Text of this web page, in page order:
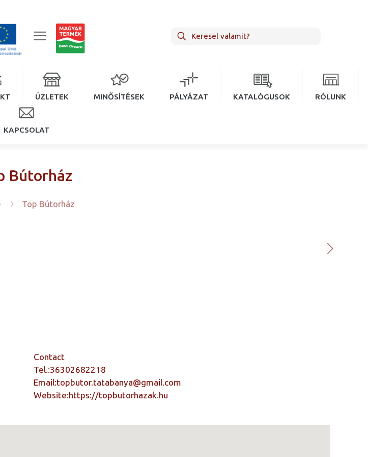
ÜZLETEK MINŐSÍTÉSEK PÁLYÁZAT KATALÓGUSOK RÓLUNK
KAPCSOLAT
Bútorház
Top Bútorház
Contact
Tel.:36302682218
Email:topbutor.tatabanya@gmail.com
Website:https://topbutorhazak.hu